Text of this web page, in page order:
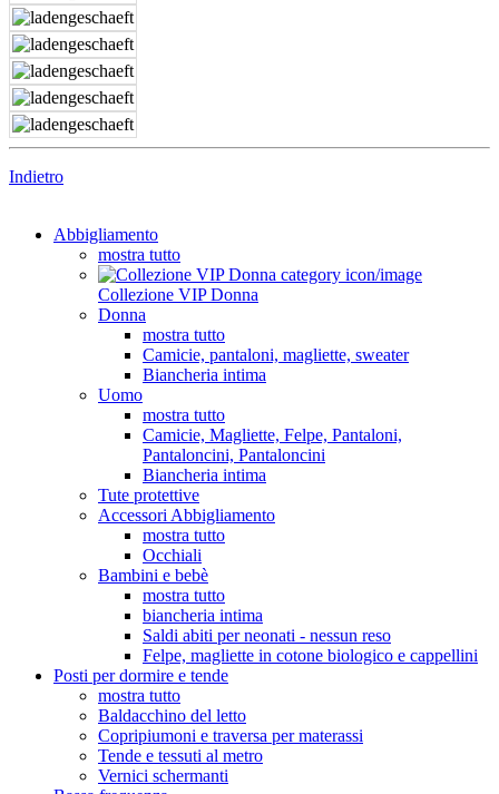
Indietro
Abbigliamento
mostra tutto
Collezione VIP Donna
Donna
mostra tutto
Camicie, pantaloni, magliette, sweater
Biancheria intima
Uomo
mostra tutto
Camicie, Magliette, Felpe, Pantaloni,
Pantaloncini, Pantaloncini
Biancheria intima
Tute protettive
Accessori Abbigliamento
mostra tutto
Occhiali
Bambini e bebè
mostra tutto
biancheria intima
Saldi abiti per neonati - nessun reso
Felpe, magliette in cotone biologico e cappellini
Posti per dormire e tende
mostra tutto
Baldacchino del letto
Copripiumoni e traversa per materassi
Tende e tessuti al metro
Vernici schermanti